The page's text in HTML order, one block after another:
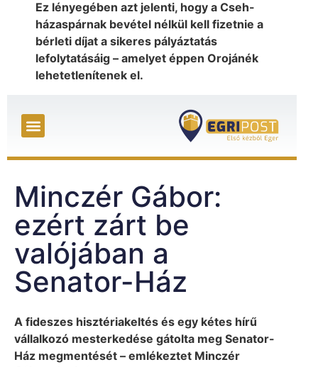
Ez lényegében azt jelenti, hogy a Cseh-
házaspárnak bevétel nélkül kell fizetnie a
bérleti díjat a sikeres pályáztatás
lefolytatásáig – amelyet éppen Orojánék
lehetetlenítenek el.